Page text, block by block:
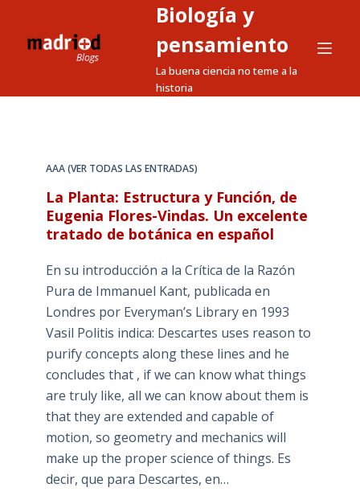
a
Biología y
pensamiento
La buena ciencia no teme a la
historia
AAA (VER TODAS LAS ENTRADAS)
La Planta: Estructura y Función, de
Eugenia Flores-Vindas. Un excelente
tratado de botánica en español
En su introducción a la Crítica de la Razón
Pura de Immanuel Kant, publicada en
Londres por Everyman’s Library en 1993
Vasil Politis indica: Descartes uses reason to
purify concepts along these lines and he
concludes that , if we can know what things
are truly like, all we can know about them is
that they are extended and capable of
motion, so geometry and mechanics will
make up the proper science of things. Es
decir, que para Descartes, en…